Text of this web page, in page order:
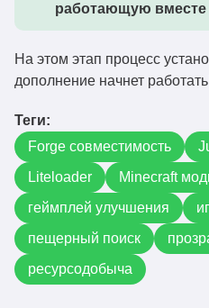
работающую вместе
На этом этап процесс
дополнение начнет
Теги:
Forge совместимость
Liteloader
Minecraft
геймплей улучшения
пещерный поиск
ресурсодобыча